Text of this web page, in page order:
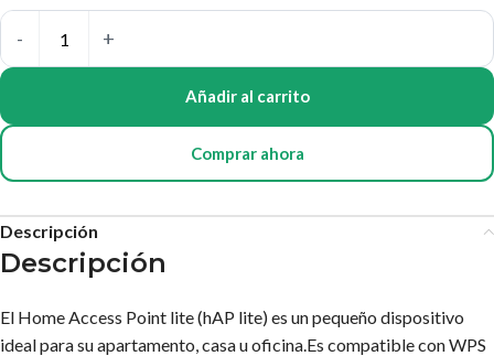
Añadir al carrito
Comprar ahora
Descripción
Descripción
El Home Access Point lite (hAP lite) es un pequeño dispositivo
ideal para su apartamento, casa u oficina.Es compatible con WPS